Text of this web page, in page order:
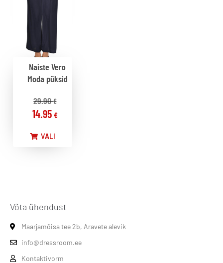
Naiste Vero
Moda püksid
29.90€
14.95€
VALI
Võta ühendust
Maarjamõisa tee 2b, Aravete alevik
info@dressroom.ee
Kontaktivorm